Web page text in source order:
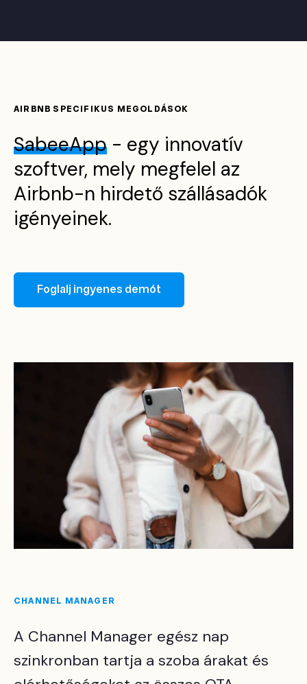
AIRBNB SPECIFIKUS MEGOLDÁSOK
SabeeApp - egy innovatív
szoftver, mely megfelel az
Airbnb-n hirdető szállásadók
igényeinek.
Foglalj ingyenes demót
CHANNEL MANAGER
A Channel Manager egész nap
szinkronban tartja a szoba árakat és